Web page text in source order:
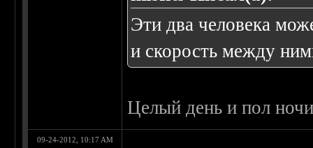
Эти два человека
и скорость между
Целый день и пол
09-24-2012, 10:17 AM